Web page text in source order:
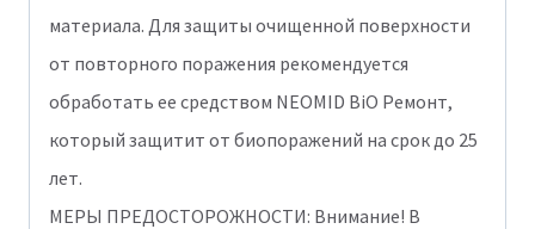
материала. Для защиты очищенной поверхности
от повторного поражения рекомендуется
обработать ее средством NEOMID BiO Ремонт,
который защитит от биопоражений на срок до 25
лет.
МЕРЫ ПРЕДОСТОРОЖНОСТИ: Внимание! В